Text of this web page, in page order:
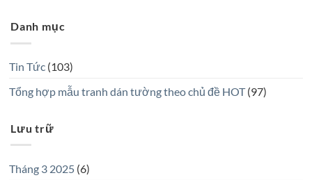
Danh mục
Tin Tức(103)
Tổng hợp mẫu tranh dán tường theo chủ đề HOT(97)
Lưu trữ
Tháng 3 2025(6)